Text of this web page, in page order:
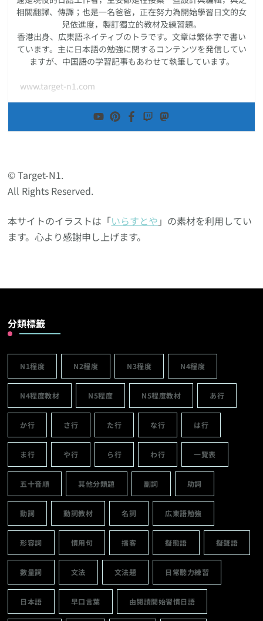
相關翻譯、傳譯；也是一名爸爸，正在努力為開始學習日文的女
兒依進度，製訂獨立的教材及練習題。
香港出身、広東語ネイティブのトラです。文章は繁体字で書い
ています。主に日本語の勉強に関するコンテンツを発信してい
ますが、中国語の学習記事もあわせて執筆しています。
www.target-n1.com
© Target-N1.
All Rights Reserved.
本サイトのイラストは「いらすとや 」の素材を利用してい
ます。心より感謝申し上げます。
分類標籤
N1程度 N2程度 N3程度 N4程度
N4程度教材 N5程度 N5程度教材 あ行
か行 さ行 た行 な行 は行
ま行 や行 ら行 わ行 一覽表
五十音順 其他分類題 副詞 助詞
動詞 動詞教材 名詞 広東語勉強
形容詞 慣用句 播客 擬態語 擬聲語
數量詞 文法 文法題 日常聽力練習
日本語 早口言葉 由閱讀開始習慣日語